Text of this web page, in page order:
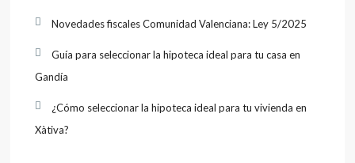
Novedades fiscales Comunidad Valenciana: Ley 5/2025
Guía para seleccionar la hipoteca ideal para tu casa en
Gandía
¿Cómo seleccionar la hipoteca ideal para tu vivienda en
Xàtiva?